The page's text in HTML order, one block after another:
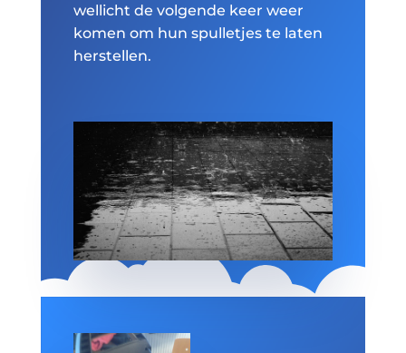
wellicht de volgende keer weer
komen om hun spulletjes te laten
herstellen.